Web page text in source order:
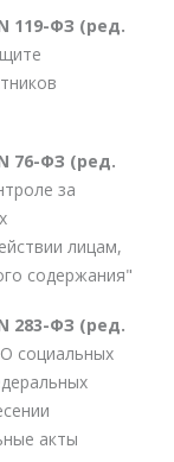
119-ФЗ (ред.
76-ФЗ (ред.
за
лицам,
содержания"
283-ФЗ (ред.
социальных
акты